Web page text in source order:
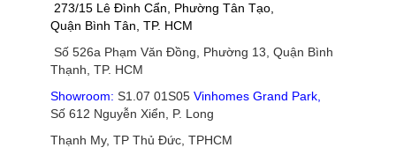
273/15 Lê Đình Cẩn, Phường Tân Tạo,
Quận Bình Tân, TP. HCM
Số 526a Phạm Văn Đồng, Phường 13, Quận Bình
Thạnh, TP. HCM
Showroom: S1.07 01S05 Vinhomes Grand Park,
Số 612 Nguyễn Xiển, P. Long
Thạnh My, TP Thủ Đức, TPHCM